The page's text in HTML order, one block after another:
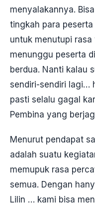
menyalakannya.
tingkah para
untuk menutupi
menunggu peserta
berdua. Nanti kalau
sendiri-sendiri lagi…
pasti selalu gagal
Pembina yang
Menurut pendapat
adalah suatu
memupuk rasa
semua. Dengan
Lilin … kami bisa